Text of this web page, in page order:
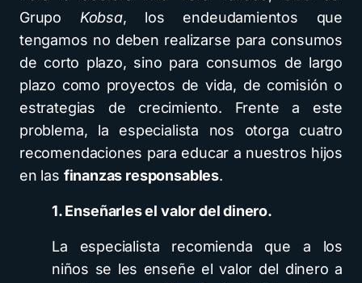
Grupo Kobsa, los endeudamientos que
tengamos no deben realizarse para consumos
de corto plazo, sino para consumos de largo
plazo como proyectos de vida, de comisión o
estrategias de crecimiento. Frente a este
problema, la especialista nos otorga cuatro
recomendaciones para educar a nuestros hijos
en las finanzas responsables.
1. Enseñarles el valor del dinero.
La especialista recomienda que a los
niños se les enseñe el valor del dinero a